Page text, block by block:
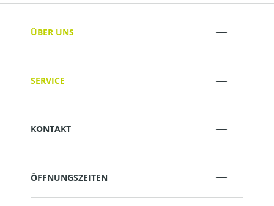
ÜBER UNS
SERVICE
KONTAKT
ÖFFNUNGSZEITEN